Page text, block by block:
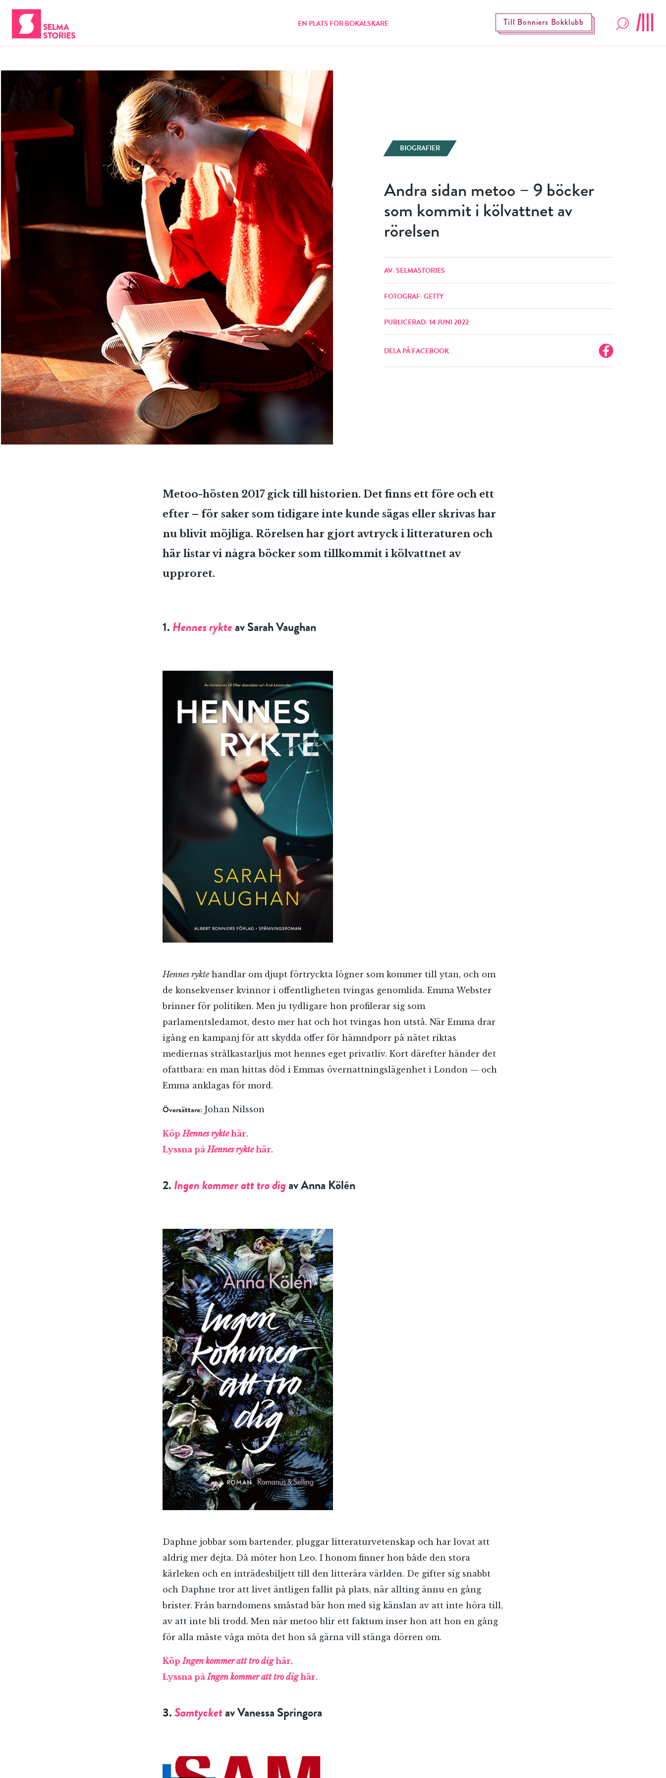
EN PLATS FÖR BOKÄLSKARE Till Bonniers Bokklubb
RÖSTA
E-post*
ÅNGRA OCH STÄNG
BIOGRAFIER
Andra sidan metoo – 9 böcker
som kommit i kölvattnet av
rörelsen
AV: SELMASTORIES
FOTOGRAF: GETTY
PUBLICERAD: 14 JUNI 2022
DELA PÅ FACEBOOK
Metoo-hösten 2017 gick till historien. Det finns ett före och ett
efter – för saker som tidigare inte kunde sägas eller skrivas har
nu blivit möjliga. Rörelsen har gjort avtryck i litteraturen och
här listar vi några böcker som tillkommit i kölvattnet av
upproret.
1.Hennes rykteav Sarah Vaughan
Hennes rykte handlar om djupt förtryckta lögner som kommer till ytan, och om
de konsekvenser kvinnor i offentligheten tvingas genomlida. Emma Webster
brinner för politiken. Men ju tydligare hon profilerar sig som
parlamentsledamot, desto mer hat och hot tvingas hon utstå. När Emma drar
igång en kampanj för att skydda offer för hämndporr på nätet riktas
mediernas strålkastarljus mot hennes eget privatliv. Kort därefter händer det
ofattbara: en man hittas död i Emmas övernattningslägenhet i London — och
Emma anklagas för mord.
Översättare: Johan Nilsson
KöpHennes ryktehär.
Lyssna påHennes ryktehär.
2.Ingen kommer att tro digav Anna Kölén
Daphne jobbar som bartender, pluggar litteraturvetenskap och har lovat att
aldrig mer dejta. Då möter hon Leo. I honom finner hon både den stora
kärleken och en inträdesbiljett till den litterära världen. De gifter sig snabbt
och Daphne tror att livet äntligen fallit på plats, när allting ännu en gång
brister. Från barndomens småstad bär hon med sig känslan av att inte höra till,
av att inte bli trodd. Men när metoo blir ett faktum inser hon att hon en gång
för alla måste våga möta det hon så gärna vill stänga dörren om.
KöpIngen kommer att tro dighär.
Lyssna påIngen kommer att tro dighär.
3.Samtycketav Vanessa Springora